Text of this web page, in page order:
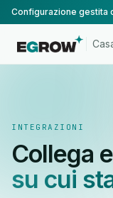
INTEGRAZIONI
Collega
su cui